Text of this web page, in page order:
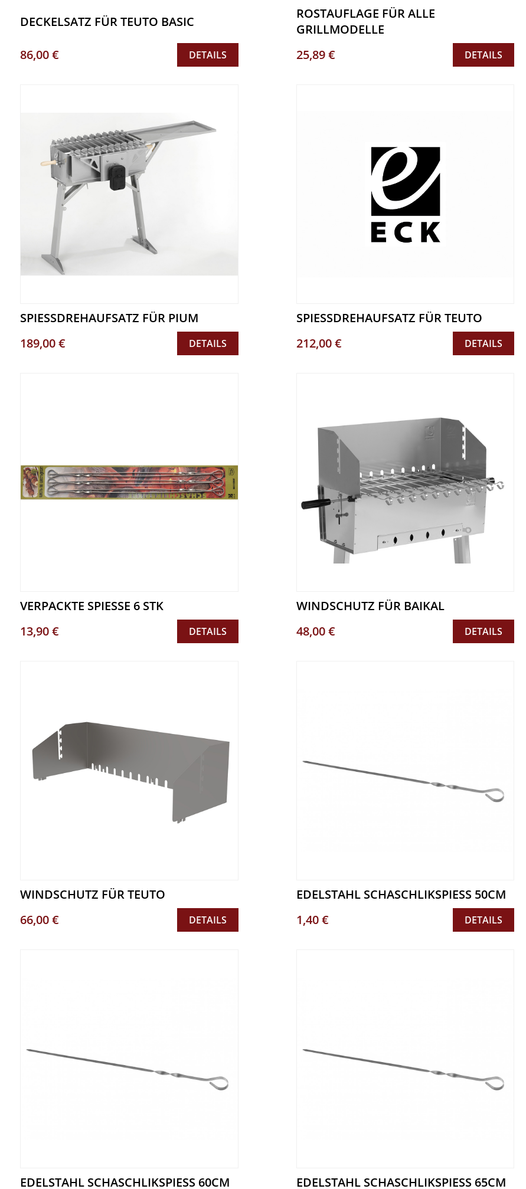
DECKELSATZ FÜR TEUTO BASIC
86,00 € DETAILS
ROSTAUFLAGE FÜR ALLE
GRILLMODELLE
25,89 €
DETAILS
SPIESSDREHAUFSATZ FÜR PIUM
189,00 €
DETAILS
SPIESSDREHAUFSATZ FÜR TEUTO
212,00 €
DETAILS
VERPACKTE SPIESSE 6 STK
13,90 €
DETAILS
WINDSCHUTZ FÜR BAIKAL
48,00 €
DETAILS
WINDSCHUTZ FÜR TEUTO
66,00 €
DETAILS
EDELSTAHL SCHASCHLIKSPIESS 50CM
1,40 €
DETAILS
EDELSTAHL SCHASCHLIKSPIESS 60CM EDELSTAHL SCHASCHLIKSPIESS 65CM